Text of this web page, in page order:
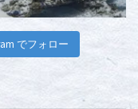
でフォロー